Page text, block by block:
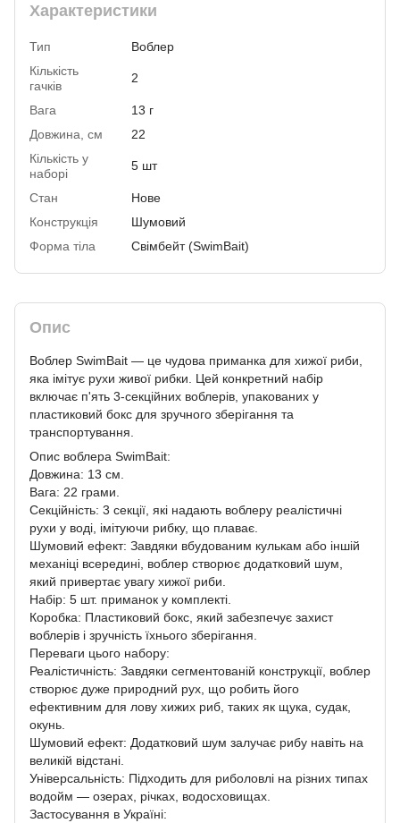
Характеристики
Тип
Воблер
Кількість
гачків
2
Вага
13 г
Довжина, см
22
Кількість у
наборі
5 шт
Стан
Нове
Конструкція
Шумовий
Форма тіла
Свімбейт (SwimBait)
Опис
Воблер SwimBait — це чудова приманка для хижої риби,
яка імітує рухи живої рибки. Цей конкретний набір
включає п'ять 3-секційних воблерів, упакованих у
пластиковий бокс для зручного зберігання та
транспортування.
Опис воблера SwimBait:
Довжина: 13 см.
Вага: 22 грами.
Секційність: 3 секції, які надають воблеру реалістичні
рухи у воді, імітуючи рибку, що плаває.
Шумовий ефект: Завдяки вбудованим кулькам або іншій
механіці всередині, воблер створює додатковий шум,
який привертає увагу хижої риби.
Набір: 5 шт. приманок у комплекті.
Коробка: Пластиковий бокс, який забезпечує захист
воблерів і зручність їхнього зберігання.
Переваги цього набору:
Реалістичність: Завдяки сегментованій конструкції, воблер
створює дуже природний рух, що робить його
ефективним для лову хижих риб, таких як щука, судак,
окунь.
Шумовий ефект: Додатковий шум залучає рибу навіть на
великій відстані.
Універсальність: Підходить для риболовлі на різних типах
водойм — озерах, річках, водосховищах.
Застосування в Україні: